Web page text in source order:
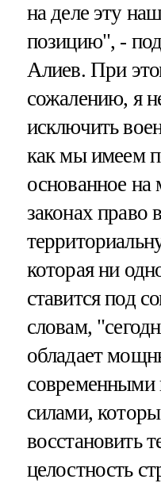
на деле эту
позицию", -
Алиев. При
сожалению, я
исключить
как мы имеем
основанное
законах право
которая ни
ставится под
словам,
обладает
силами,
восстановить
целостность